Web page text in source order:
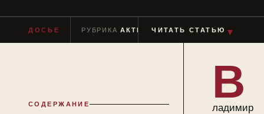
ДОСЬЕ РУБРИКААКТЕРЫ ЧТЕНИЕ ≈ 10 МИН
ЧИТАТЬ СТАТЬЮ ▼
СОДЕРЖАНИЕ В
ладимир